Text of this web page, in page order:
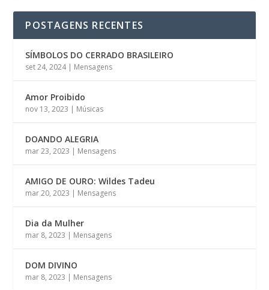
POSTAGENS RECENTES
SÍMBOLOS DO CERRADO BRASILEIRO
set 24, 2024| Mensagens
Amor Proibido
nov 13, 2023 | Músicas
DOANDO ALEGRIA
mar 23, 2023 | Mensagens
AMIGO DE OURO: Wildes Tadeu
mar 20, 2023 | Mensagens
Dia da Mulher
mar 8, 2023 | Mensagens
DOM DIVINO
mar 8, 2023 | Mensagens